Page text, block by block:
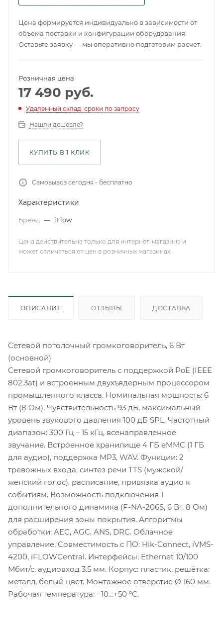
Цена формируется индивидуально в зависимости от
объема поставки и конфигурации оборудования.
Оставьте заявку — мы оперативно подготовим расчет.
Розничная цена
17 490 руб.
Удаленный склад: сроки по запросу
Нашли дешевле?
КУПИТЬ В 1 КЛИК
Самовывоз сегодня - бесплатно
Характеристики
Бренд — iFlow
Цена действительна только для интернет-магазина и
может отличаться от цен в розничных магазинах .
ОПИСАНИЕ ОТЗЫВЫ ДОСТАВКА
Сетевой потолочный громкоговоритель, 6 Вт
(основной)
Сетевой громкоговоритель с поддержкой PoE (IEEE
802.3at) и встроенным двухъядерным процессором
промышленного класса. Номинальная мощность: 6
Вт (8 Ом). Чувствительность 93 дБ, максимальный
уровень звукового давления 100 дБ SPL. Частотный
диапазон: 300 Гц – 15 кГц, всенаправленное
звучание. Встроенное хранилище 4 ГБ eMMC (1 ГБ
для аудио), поддержка MP3, WAV. Функции: 2
тревожных входа, синтез речи TTS (мужской/
женский голос), расписание, привязка аудио к
событиям. Возможность подключения 1
дополнительного динамика (F-NA-206S, 6 Вт, 8 Ом)
для расширения зоны покрытия. Алгоритмы
обработки: AEC, AGC, ANS, DRC. Облачное
управление. Совместимость с ПО: Hik-Connect, iVMS-
4200, iFLOWCentral. Интерфейсы: Ethernet 10/100
Мбит/с, аудиовход 3.5 мм. Корпус: пластик, решётка:
металл, белый цвет. Монтажное отверстие Ø 160 мм.
Рабочая температура: −10…+50 °С.